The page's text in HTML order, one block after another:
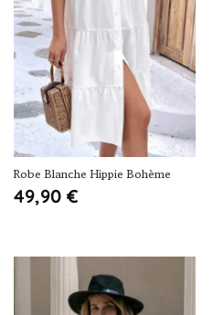
Robe Blanche Hippie Bohème
49,90 €